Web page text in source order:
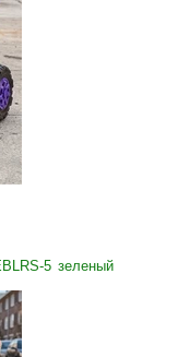
5 зеленый